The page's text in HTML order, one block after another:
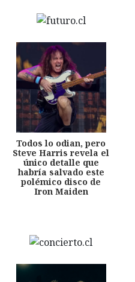
Todos lo odian, pero
Steve Harris revela el
único detalle que
habría salvado este
polémico disco de
Iron Maiden